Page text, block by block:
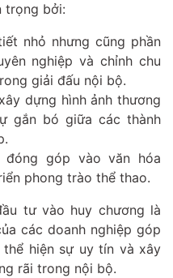
trọng bởi:
nhỏ nhưng cũng phần
nghiệp và chỉnh chu
giải đấu nội bộ.
dựng hình ảnh thương
gắn bó giữa các thành
đóng góp vào văn hóa
phong trào thể thao.
tư vào huy chương là
các doanh nghiệp góp
hiện sự uy tín và xây
rãi trong nội bộ.